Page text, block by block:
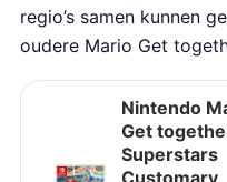
regio’s samen kunnen
oudere Mario Get
Nintendo
Get
Superstars
Customary